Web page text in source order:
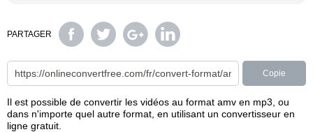
PARTAGER
Copie
Il est possible de convertir les vidéos au format amv en mp3, ou
dans n'importe quel autre format, en utilisant un convertisseur en
ligne gratuit.